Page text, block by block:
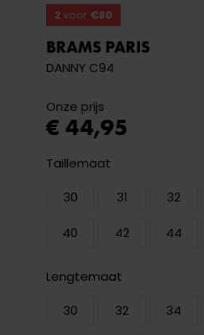
2 voor €80
BRAMS PARIS
DANNY C94
Onze prijs
€ 44,95
Taillemaat
30
31 32
40 42 44
Lengtemaat
30
32 34